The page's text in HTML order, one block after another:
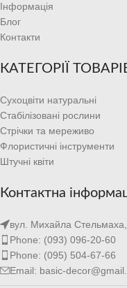
Інформація
Блог
Контакти
КАТЕГОРІЇ
Сухоцвіти натуральні
Стабілізовані рослини
Стрічки та мереживо
Флористичні інструменти
Штучні квіти
Контактна
вул. Михайла Стельмаха,
Phone: (093) 096-20-60
Phone: (095) 504-67-66
Email: basic-